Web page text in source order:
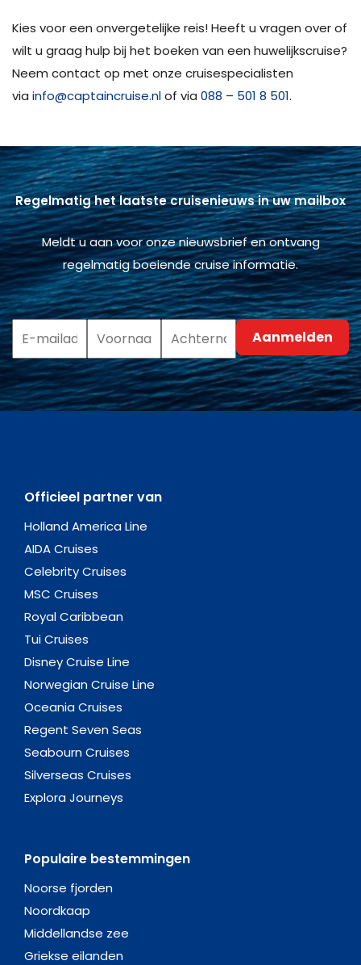
Kies voor een onvergetelijke reis! Heeft u vragen over of
wilt u graag hulp bij het boeken van een huwelijkscruise?
Neem contact op met onze cruisespecialisten
via info@captaincruise.nlof via 088 – 501 8 501.
Regelmatig het laatste cruisenieuws in uw mailbox
Meldt u aan voor onze nieuwsbrief en ontvang
regelmatig boeiende cruise informatie.
Officieel partner van
Holland America Line
AIDA Cruises
Celebrity Cruises
MSC Cruises
Royal Caribbean
Tui Cruises
Disney Cruise Line
Norwegian Cruise Line
Oceania Cruises
Regent Seven Seas
Seabourn Cruises
Silverseas Cruises
Explora Journeys
Populaire bestemmingen
Noorse fjorden
Noordkaap
Middellandse zee
Griekse eilanden